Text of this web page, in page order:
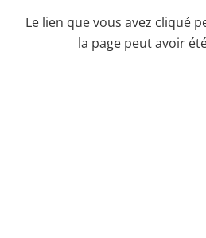
Le lien que vous avez cliqué
la page peut avoir